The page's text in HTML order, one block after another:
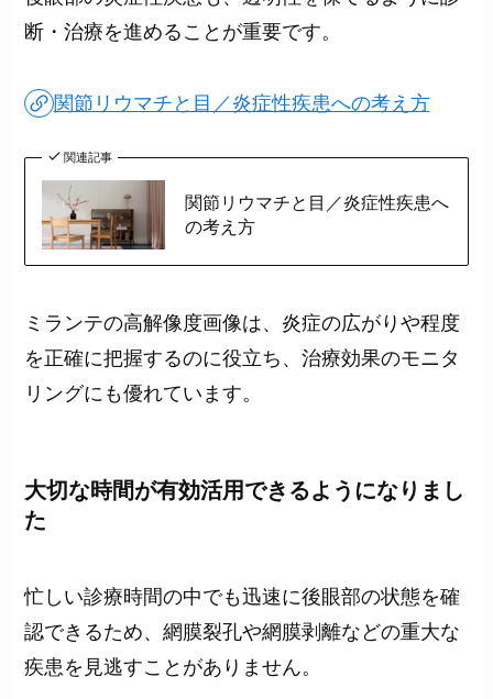
断・治療を進めることが重要です。
関節リウマチと目／炎症性疾患への考え方
関連記事
関節リウマチと目／炎症性疾患へ
の考え方
ミランテの高解像度画像は、炎症の広がりや程度
を正確に把握するのに役立ち、治療効果のモニタ
リングにも優れています。
大切な時間が有効活用できるようになりまし
た
忙しい診療時間の中でも迅速に後眼部の状態を確
認できるため、網膜裂孔や網膜剥離などの重大な
疾患を見逃すことがありません。